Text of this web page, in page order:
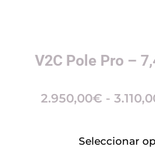
V2C Pole Pro –
2.950,00€ -
Seleccionar